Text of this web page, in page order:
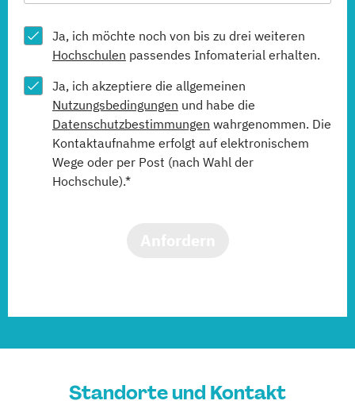
(Fernstudium)
Ja, ich möchte noch von bis zu drei weiteren
Hochschulen passendes Infomaterial erhalten.
Ja, ich akzeptiere die allgemeinen
Nutzungsbedingungen und habe die
Datenschutzbestimmungen wahrgenommen. Die
Kontaktaufnahme erfolgt auf elektronischem
Wege oder per Post (nach Wahl der
Hochschule).*
Standorte und Kontakt